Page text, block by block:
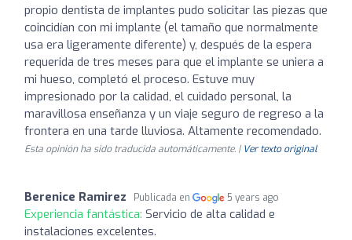
propio dentista de implantes pudo solicitar las piezas que
coincidían con mi implante (el tamaño que normalmente
usa era ligeramente diferente) y, después de la espera
requerida de tres meses para que el implante se uniera a
mi hueso, completó el proceso. Estuve muy
impresionado por la calidad, el cuidado personal, la
maravillosa enseñanza y un viaje seguro de regreso a la
frontera en una tarde lluviosa. Altamente recomendado.
Esta opinión ha sido traducida automáticamente. | Ver texto original
Berenice Ramirez Publicada en 5 years ago
Experiencia fantástica: Servicio de alta calidad e
instalaciones excelentes.